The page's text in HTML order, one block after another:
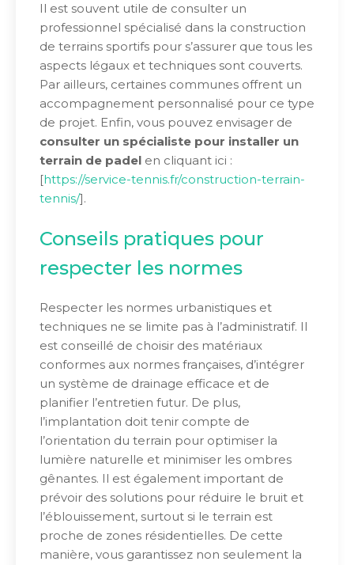
Il est souvent utile de consulter un
professionnel spécialisé dans la construction
de terrains sportifs pour s’assurer que tous les
aspects légaux et techniques sont couverts.
Par ailleurs, certaines communes offrent un
accompagnement personnalisé pour ce type
de projet. Enfin, vous pouvez envisager de
consulter un spécialiste pour installer un
terrain de padel en cliquant ici :
[https://service-tennis.fr/construction-terrain-
tennis/].
Conseils pratiques pour
respecter les normes
Respecter les normes urbanistiques et
techniques ne se limite pas à l’administratif. Il
est conseillé de choisir des matériaux
conformes aux normes françaises, d’intégrer
un système de drainage efficace et de
planifier l’entretien futur. De plus,
l’implantation doit tenir compte de
l’orientation du terrain pour optimiser la
lumière naturelle et minimiser les ombres
gênantes. Il est également important de
prévoir des solutions pour réduire le bruit et
l’éblouissement, surtout si le terrain est
proche de zones résidentielles. De cette
manière, vous garantissez non seulement la